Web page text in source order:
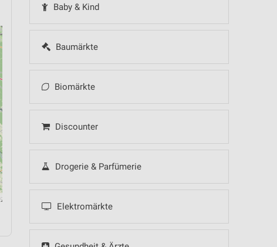
Baby & Kind
Baumärkte
Biomärkte
Discounter
Drogerie & Parfümerie
Elektromärkte